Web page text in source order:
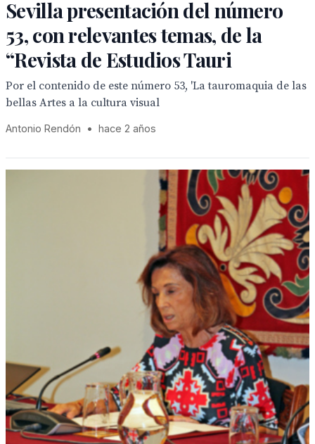
Sevilla presentación del número
53, con relevantes temas, de la
“Revista de Estudios Tauri
Por el contenido de este número 53, 'La tauromaquia de las
bellas Artes a la cultura visual
Antonio Rendón • hace 2 años